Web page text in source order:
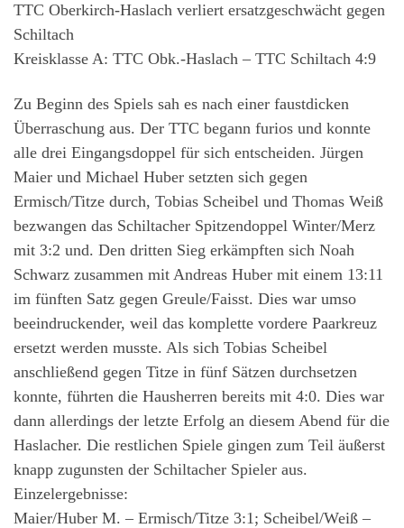
TTC Oberkirch-Haslach verliert ersatzgeschwächt gegen
Schiltach
Kreisklasse A: TTC Obk.-Haslach – TTC Schiltach 4:9
Zu Beginn des Spiels sah es nach einer faustdicken
Überraschung aus. Der TTC begann furios und konnte
alle drei Eingangsdoppel für sich entscheiden. Jürgen
Maier und Michael Huber setzten sich gegen
Ermisch/Titze durch, Tobias Scheibel und Thomas Weiß
bezwangen das Schiltacher Spitzendoppel Winter/Merz
mit 3:2 und. Den dritten Sieg erkämpften sich Noah
Schwarz zusammen mit Andreas Huber mit einem 13:11
im fünften Satz gegen Greule/Faisst. Dies war umso
beeindruckender, weil das komplette vordere Paarkreuz
ersetzt werden musste. Als sich Tobias Scheibel
anschließend gegen Titze in fünf Sätzen durchsetzen
konnte, führten die Hausherren bereits mit 4:0. Dies war
dann allerdings der letzte Erfolg an diesem Abend für die
Haslacher. Die restlichen Spiele gingen zum Teil äußerst
knapp zugunsten der Schiltacher Spieler aus.
Einzelergebnisse:
Maier/Huber M. – Ermisch/Titze 3:1; Scheibel/Weiß –